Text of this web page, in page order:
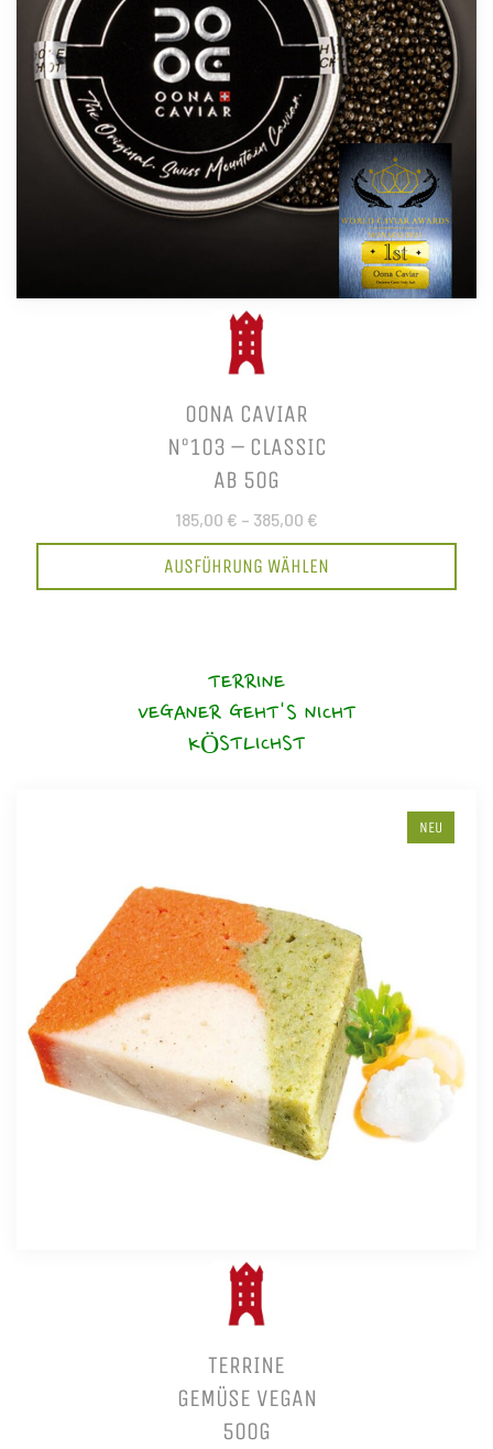
OONA CAVIAR
N°103 – CLASSIC
AB 50G
185,00 € – 385,00 €
AUSFÜHRUNG WÄHLEN
TERRINE
VEGANER GEHT'S NICHT
KÖSTLICHST
NEU
TERRINE
GEMÜSE VEGAN
500G